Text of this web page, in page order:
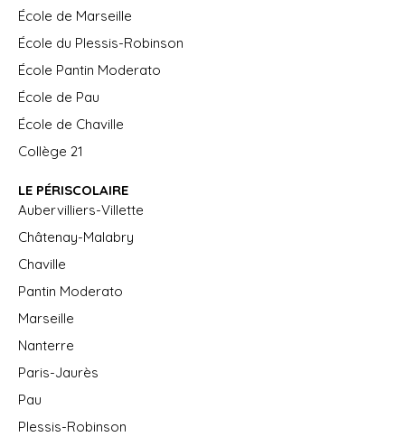
École de Marseille
École du Plessis-Robinson
École Pantin Moderato
École de Pau
École de Chaville
Collège 21
LE PÉRISCOLAIRE
Aubervilliers-Villette
Châtenay-Malabry
Chaville
Pantin Moderato
Marseille
Nanterre
Paris-Jaurès
Pau
Plessis-Robinson